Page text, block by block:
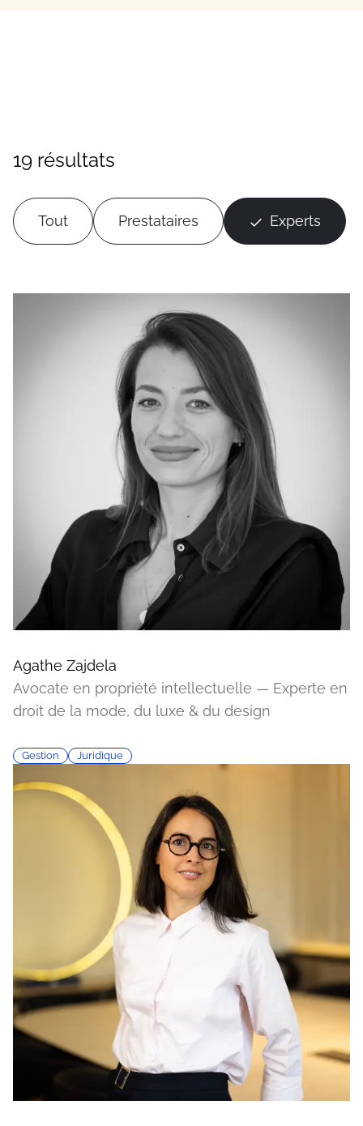
19 résultats
Tout Prestataires Experts
Agathe Zajdela
Avocate en propriété intellectuelle — Experte en
droit de la mode, du luxe & du design
Gestion Juridique